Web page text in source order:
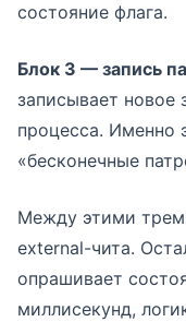
состояние флага.
Блок 3 — запись
записывает новое
процесса. Именно
«бесконечные
Между этими
external-чита.
опрашивает
миллисекунд,